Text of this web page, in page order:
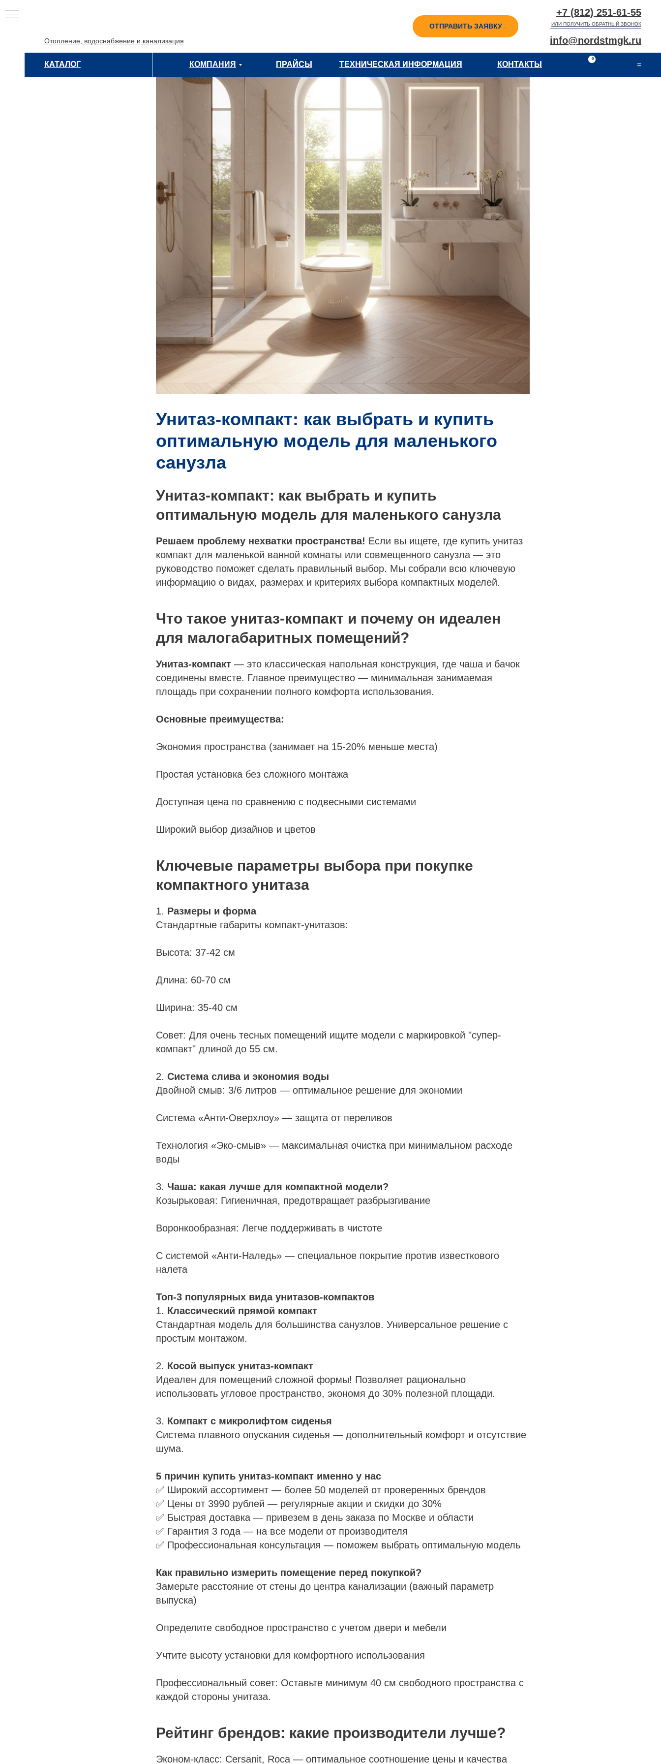
КАТАЛОГ
КАТАЛОГ КОМПАНИЯ ПРАЙСЫ
ПРАЙСЫ =
+7 (812) 251-61-55
info@nordstmgk.ru
ТЕХНИЧЕСКАЯ ИНФОРМАЦИЯ
ТЕХНИЧЕСКАЯ ИНФОРМАЦИЯ КОНТАКТЫ
КОНТАКТЫ
ИЛИ ПОЛУЧИТЬ ОБРАТНЫЙ ЗВОНОК
ОТПРАВИТЬ ЗАЯВКУ
Отопление, водоснабжение и канализация
0
Унитаз-компакт: как выбрать и купить
оптимальную модель для маленького
санузла
Унитаз-компакт: как выбрать и купить
оптимальную модель для маленького санузла
Решаем проблему нехватки пространства! Если вы ищете, где купить унитаз
компакт для маленькой ванной комнаты или совмещенного санузла — это
руководство поможет сделать правильный выбор. Мы собрали всю ключевую
информацию о видах, размерах и критериях выбора компактных моделей.
Что такое унитаз-компакт и почему он идеален
для малогабаритных помещений?
Унитаз-компакт — это классическая напольная конструкция, где чаша и бачок
соединены вместе. Главное преимущество — минимальная занимаемая
площадь при сохранении полного комфорта использования.
Основные преимущества:
Экономия пространства (занимает на 15-20% меньше места)
Простая установка без сложного монтажа
Доступная цена по сравнению с подвесными системами
Широкий выбор дизайнов и цветов
Ключевые параметры выбора при покупке
компактного унитаза
1. Размеры и форма
Стандартные габариты компакт-унитазов:
Высота: 37-42 см
Длина: 60-70 см
Ширина: 35-40 см
Совет: Для очень тесных помещений ищите модели с маркировкой "супер-
компакт" длиной до 55 см.
2. Система слива и экономия воды
Двойной смыв: 3/6 литров — оптимальное решение для экономии
Система «Анти-Оверхлоу» — защита от переливов
Технология «Эко-смыв» — максимальная очистка при минимальном расходе
воды
3. Чаша: какая лучше для компактной модели?
Козырьковая: Гигиеничная, предотвращает разбрызгивание
Воронкообразная: Легче поддерживать в чистоте
С системой «Анти-Наледь» — специальное покрытие против известкового
налета
Топ-3 популярных вида унитазов-компактов
1. Классический прямой компакт
Стандартная модель для большинства санузлов. Универсальное решение с
простым монтажом.
2. Косой выпуск унитаз-компакт
Идеален для помещений сложной формы! Позволяет рационально
использовать угловое пространство, экономя до 30% полезной площади.
3. Компакт с микролифтом сиденья
Система плавного опускания сиденья — дополнительный комфорт и отсутствие
шума.
5 причин купить унитаз-компакт именно у нас
✅ Широкий ассортимент — более 50 моделей от проверенных брендов
✅ Цены от 3990 рублей — регулярные акции и скидки до 30%
✅ Быстрая доставка — привезем в день заказа по Москве и области
✅ Гарантия 3 года — на все модели от производителя
✅ Профессиональная консультация — поможем выбрать оптимальную модель
Как правильно измерить помещение перед покупкой?
Замерьте расстояние от стены до центра канализации (важный параметр
выпуска)
Определите свободное пространство с учетом двери и мебели
Учтите высоту установки для комфортного использования
Профессиональный совет: Оставьте минимум 40 см свободного пространства с
каждой стороны унитаза.
Рейтинг брендов: какие производители лучше?
Эконом-класс: Cersanit, Roca — оптимальное соотношение цены и качества